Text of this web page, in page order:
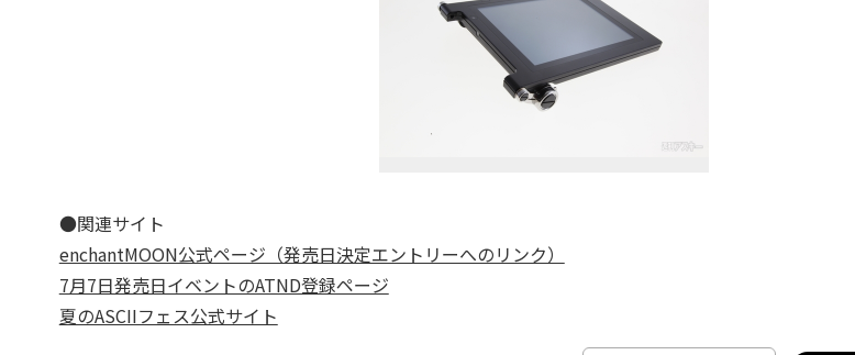
●関連サイト
enchantMOON公式ページ（発売日決定エントリーへのリンク）
7月7日発売日イベントのATND登録ページ
夏のASCIIフェス公式サイト